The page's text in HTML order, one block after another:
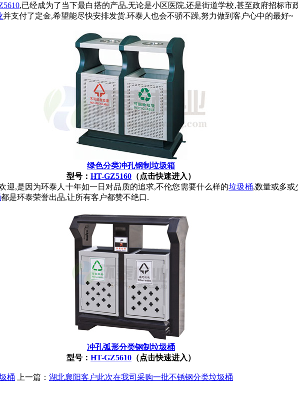
,已经成为了当下最白搭的产品,无论是小区医院,还是街道学校,甚至政府招标
并支付了定金,希望能尽快安排发货.环泰人也会不骄不躁,努力做到客户心中的最好~
绿色分类冲孔钢制垃圾箱
型号： HT-GZ5160 （点击快速进入）
迎,是因为环泰人十年如一日对品质的追求,不伦您需要什么样的垃圾桶,数量或多或
都是环泰荣誉出品,让所有客户都赞不绝口.
冲孔弧形分类钢制垃圾桶
型号： HT-GZ5610 （点击快速进入）
桶 上一篇： 湖北襄阳客户此次在我司采购一批不锈钢分类垃圾桶